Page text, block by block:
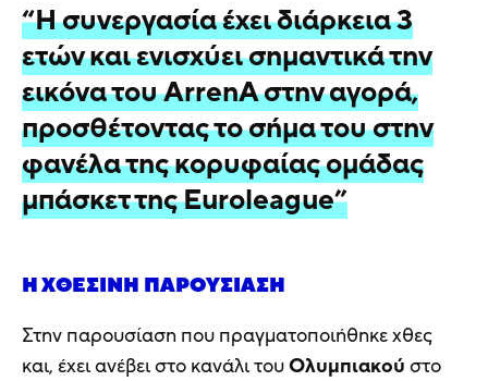
“Η συνεργασία έχει διάρκεια 3
ετών και ενισχύει σημαντικά την
εικόνα του ArrenA στην αγορά,
προσθέτοντας το σήμα του στην
φανέλα της κορυφαίας ομάδας
μπάσκετ της Euroleague”
Η ΧΘΕΣΙΝΉ ΠΑΡΟΥΣΊΑΣΗ
Στην παρουσίαση που πραγματοποιήθηκε χθες
και, έχει ανέβει στο κανάλι τουΟλυμπιακού στο